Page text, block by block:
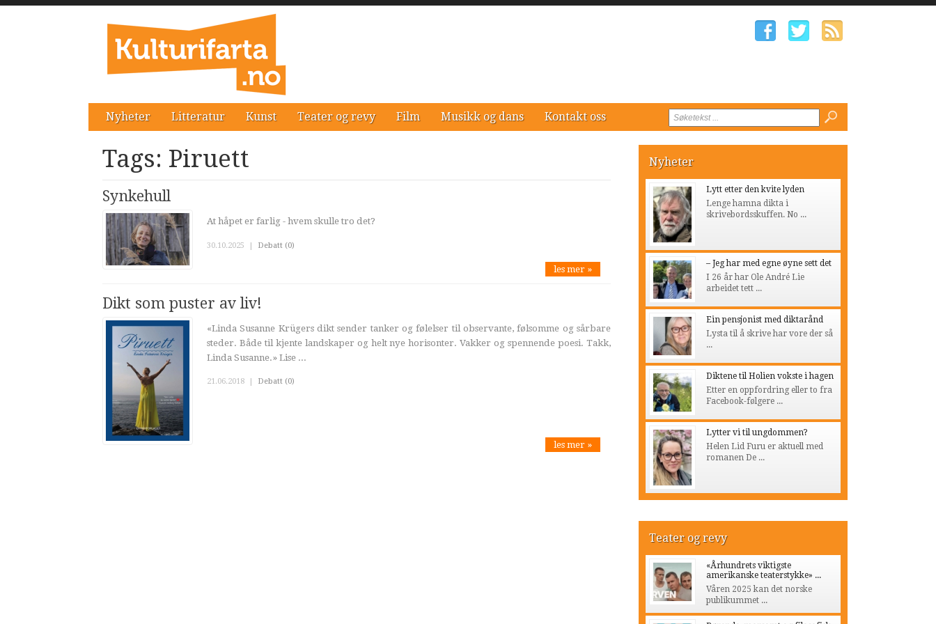
Nyheter Litteratur Kunst Teater og revy Film Musikk og dans Kontakt oss
Tags: Piruett
Synkehull
At håpet er farlig - hvem skulle tro det?
30.10.2025 | Debatt (0)
les mer »
Dikt som puster av liv!
«Linda Susanne Krügers dikt sender tanker og følelser til observante, følsomme og sårbare
steder. Både til kjente landskaper og helt nye horisonter. Vakker og spennende poesi. Takk,
Linda Susanne.» Lise ...
21.06.2018 Debatt (0)
les mer »
Nyheter
Lytt etter den kvite lyden
Lenge hamna dikta i
skrivebordsskuffen. No ...
– Jeg har med egne øyne sett det
I 26 år har Ole André Lie
arbeidet tett ...
Ein pensjonist med diktarånd
Lysta til å skrive har vore der så
...
Diktene til Holien vokste i hagen
Etter en oppfordring eller to fra
Facebook-følgere ...
Lytter vi til ungdommen?
Helen Lid Furu er aktuell med
romanen De ...
Teater og revy
«Århundrets viktigste
amerikanske teaterstykke» ...
Våren 2025 kan det norske
publikummet ...